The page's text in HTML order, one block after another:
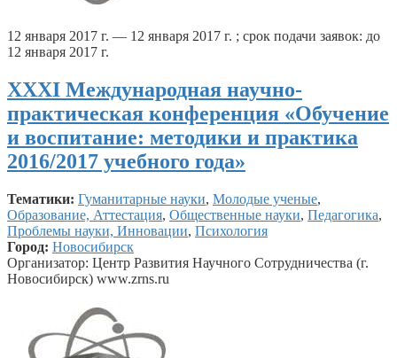
12 января 2017 г. — 12 января 2017 г. ; срок подачи заявок: до
12 января 2017 г.
XXXI Международная научно-
практическая конференция «Обучение
и воспитание: методики и практика
2016/2017 учебного года»
Тематики: Гуманитарные науки, Молодые ученые,
Образование, Аттестация, Общественные науки, Педагогика,
Проблемы науки, Инновации, Психология
Город: Новосибирск
Организатор: Центр Развития Научного Сотрудничества (г.
Новосибирск) www.zrns.ru